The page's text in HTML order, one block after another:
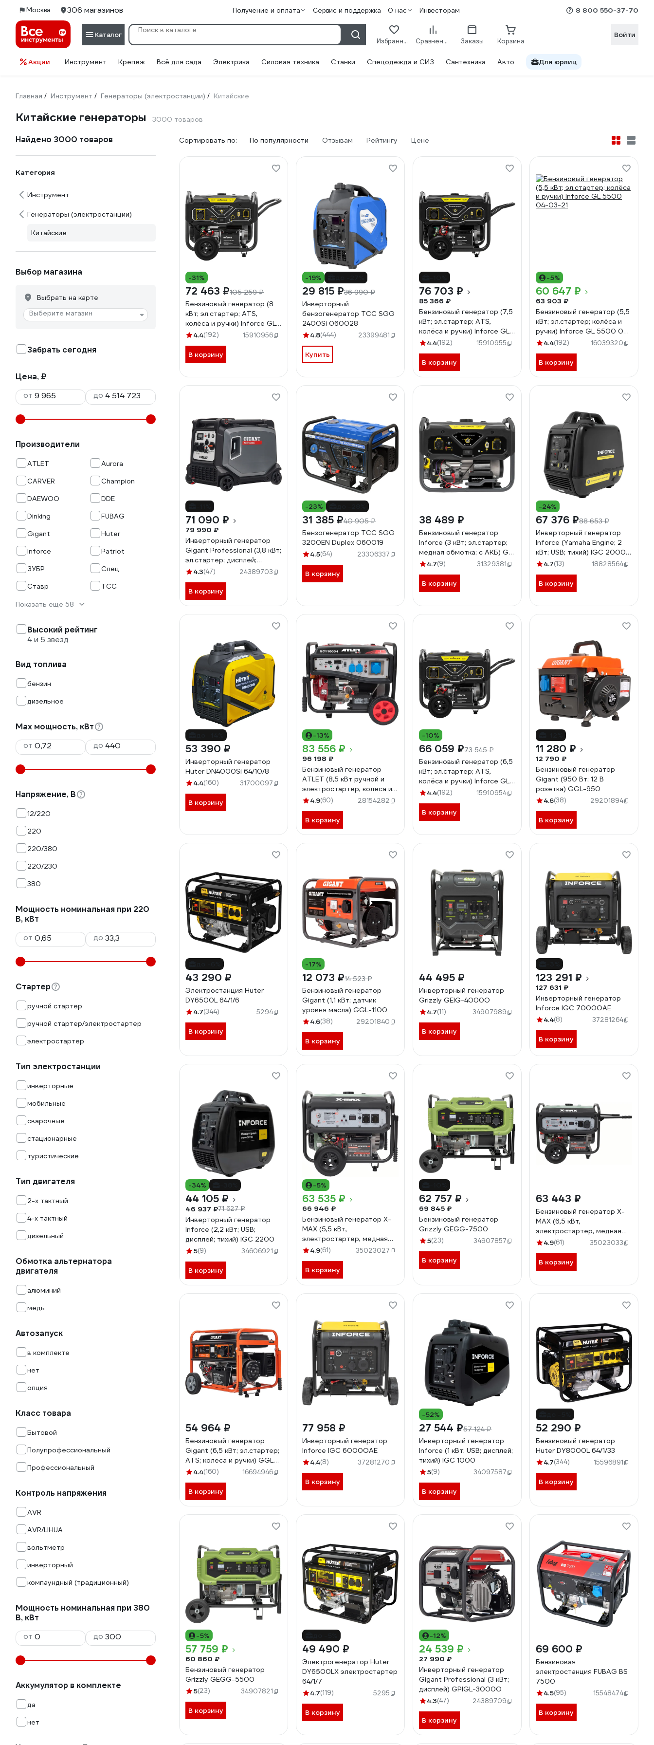
Москва 306 магазинов Получение и оплата Сервис и поддержка О нас Инвесторам 8 800 550-37-70
Каталог
Избранное Сравнение Заказы Корзина
Войти
Акции Инструмент Крепеж Всё для сада Электрика Силовая техника Станки Спецодежда и СИЗ Сантехника Авто Для юрлиц
Главная / Инструмент / Генераторы (электростанции) / Китайские
Китайские генераторы 3000 товаров
Найдено 3000 товаров
Категория
Инструмент
Генераторы (электростанции)
Китайские
Выбор магазина
Выбрать на карте
Выберите магазин
Забрать сегодня
Цена, ₽
от
до
Производители
ATLET
Aurora
CARVER
Champion
DAEWOO
DDE
Dinking
FUBAG
Gigant
Huter
Inforce
Patriot
ЗУБР
Спец
Ставр
ТСС
Показать еще 58
Высокий рейтинг
4 и 5 звезд
Вид топлива
бензин
дизельное
Max мощность, кВт
от
до
Напряжение, В
12/220
220
220/380
220/230
380
Мощность номинальная при 220
В, кВт
от
до
Стартер
ручной стартер
ручной стартер/электростартер
электростартер
Тип электростанции
инверторные
мобильные
сварочные
стационарные
туристические
Тип двигателя
2-х тактный
4-х тактный
дизельный
Обмотка альтернатора
двигателя
алюминий
медь
Автозапуск
в комплекте
нет
опция
Класс товара
Бытовой
Полупрофессиональный
Профессиональный
Контроль напряжения
AVR
AVR/LIHUA
вольтметр
инверторный
компаундный (традиционный)
Мощность номинальная при 380
В, кВт
от
до
Аккумулятор в комплекте
да
нет
Сортировать по: По популярности Отзывам Рейтингу Цене
-31%
72 463 ₽105 259 ₽
Бензиновый генератор (8
кВт; эл.стартер; ATS,
колёса и ручки) Inforce GL
8000 04-03-16
4.4(192) 15910956
В корзину
-19%
29 815 ₽36 990 ₽
Инверторный
бензогенератор ТСС SGG
2400Si 060028
4.8(444) 23399481
Купить
76 703 ₽
85 366 ₽
Бензиновый генератор (7,5
кВт; эл.стартер; ATS,
колёса и ручки) Inforce GL
7500 04-03-17
4.4(192) 15910955
В корзину
-5%
60 647 ₽
63 903 ₽
Бензиновый генератор (5,5
кВт; эл.стартер; колёса и
ручки) Inforce GL 5500 04-
03-21
4.4(192) 16039320
В корзину
71 090 ₽
79 990 ₽
Инверторный генератор
Gigant Professional (3,8 кВт;
эл.стартер; дисплей;
колёса и ручки) GPIGL-
4.3(47) 24389703
В корзину
-23%
31 385 ₽40 905 ₽
Бензогенератор ТСС SGG
3200EN Duplex 060019
4.5(64) 23306337
В корзину
38 489 ₽
Бензиновый генератор
Inforce (3 кВт; эл.стартер;
медная обмотка; с АКБ) GL
3000E
4.7(9) 31329381
В корзину
-24%
67 376 ₽88 653 ₽
Инверторный генератор
Inforce (Yamaha Engine; 2
кВт; USB; тихий) IGC 2000
04-03-23
4.7(13) 18828564
В корзину
53 390 ₽
Инверторный генератор
Huter DN4000Si 64/10/8
4.4(160) 31700097
В корзину
-13%
83 556 ₽
96 198 ₽
Бензиновый генератор
ATLET (8,5 кВт ручной и
электростартер, колеса и
ручки) SC11000-I
4.9(60) 28154282
В корзину
-10%
66 059 ₽73 545 ₽
Бензиновый генератор (6,5
кВт; эл.стартер; ATS,
колёса и ручки) Inforce GL
6500 04-03-15
4.4(192) 15910954
В корзину
11 280 ₽
12 790 ₽
Бензиновый генератор
Gigant (950 Вт; 12 В
розетка) GGL-950
4.6(38) 29201894
В корзину
43 290 ₽
Электростанция Huter
DY6500L 64/1/6
4.7(344) 5294
В корзину
-17%
12 073 ₽14 523 ₽
Бензиновый генератор
Gigant (1,1 кВт; датчик
уровня масла) GGL-1100
4.6(38) 29201840
В корзину
44 495 ₽
Инверторный генератор
Grizzly GEIG-4000O
4.7(11) 34907989
В корзину
123 291 ₽
127 631 ₽
Инверторный генератор
Inforce IGC 7000OAE
4.4(8) 37281264
В корзину
-34%
44 105 ₽
46 937 ₽71 627 ₽
Инверторный генератор
Inforce (2,2 кВт; USB;
дисплей; тихий) IGC 2200
5(9) 34606921
В корзину
-5%
63 535 ₽
66 946 ₽
Бензиновый генератор X-
MAX (5,5 кВт,
электростартер, медная
обмотка, с АКБ) ХМ6500EC
4.9(61) 35023027
В корзину
62 757 ₽
69 845 ₽
Бензиновый генератор
Grizzly GEGG-7500
5(23) 34907857
В корзину
63 443 ₽
Бензиновый генератор X-
MAX (6,5 кВт,
электростартер, медная
обмотка, с АКБ) ХМ8000EC
4.9(61) 35023033
В корзину
54 964 ₽
Бензиновый генератор
Gigant (6,5 кВт; эл.стартер;
ATS; колёса и ручки) GGL-
6500E
4.4(160) 16694946
В корзину
77 958 ₽
Инверторный генератор
Inforce IGC 6000OAE
4.4(8) 37281270
В корзину
-52%
27 544 ₽57 124 ₽
Инверторный генератор
Inforce (1 кВт; USB; дисплей;
тихий) IGC 1000
5(9) 34097587
В корзину
52 290 ₽
Бензиновый генератор
Huter DY8000L 64/1/33
4.7(344) 15596891
В корзину
-5%
57 759 ₽
60 860 ₽
Бензиновый генератор
Grizzly GEGG-5500
5(23) 34907821
В корзину
49 490 ₽
Электрогенератор Huter
DY6500LX электростартер
64/1/7
4.7(119) 5295
В корзину
-12%
24 539 ₽
27 990 ₽
Инверторный генератор
Gigant Professional (3 кВт;
дисплей) GPIGL-3000O
4.3(47) 24389709
В корзину
69 600 ₽
Бензиновая
электростанция FUBAG BS
7500
4.5(95) 15548474
В корзину